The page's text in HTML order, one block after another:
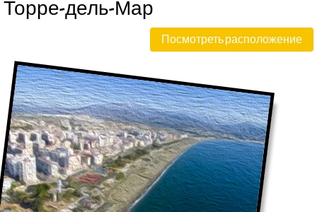
Торре-дель-Мар
Посмотреть расположение